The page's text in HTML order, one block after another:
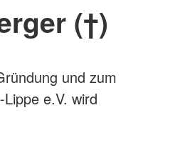
(†)
und zum
e.V. wird